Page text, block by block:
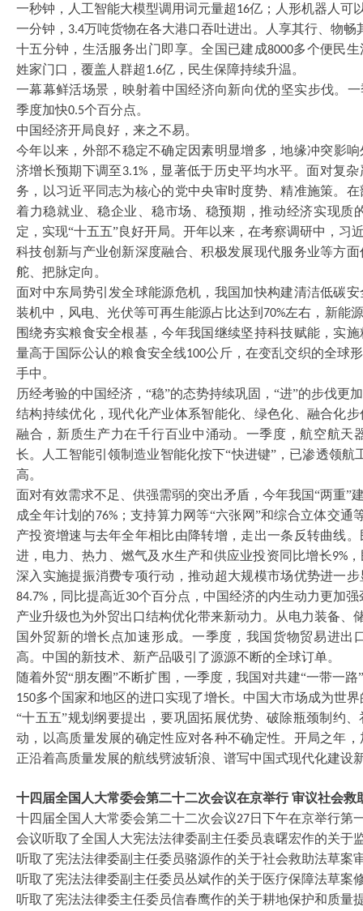
一秒钟，人工智能大模型调用词元量超16亿；人形机器人可
一分钟， 3.4万吨货物在各大港口吞吐进出。人享其行、物畅
十五分钟，生活服务出门即享。全国已建成8000多个便民
姓家门口，覆盖人群超1.6亿，民生保障持续升温。
一幕幕鲜活场景，映射着中国经济向新向优的坚实步伐。
季度加快0.5个百分点。
中国经济开局良好，来之不易。
今年以来，外部不稳定不确定因素明显增多，地缘冲突影
济增长预期下调至3.1%，显著低于历史平均水平。面对复
务，以习近平同志为核心的党中央审时度势、精准施策。
着力稳就业、稳企业、稳市场、稳预期，推动经济实现质
定，实现“十五五”良好开局。开年以来，在考察调研中，习
科技创新与产业创新深度融合、积极发展现代服务业等方
舵、把脉定向。
面对中东局势引发全球能源危机，我国加快构建清洁低碳
装机中，风电、光伏等可再生能源占比达到70%左右，新能
围绕夯实粮食安全根基，今年我国继续坚持科技赋能，实
量高于国际公认的粮食安全线100公斤，在变乱交织的全球
手中。
历经考验的中国经济， “稳”的态势持续巩固，“进”的步伐更
结构持续优化，现代化产业体系智能化、绿色化、融合化
融合，新质生产力在千行百业中涌动。一季度，航空航天
长。人工智能引领制造业智能化按下“快进键”，已渗透领航
高。
面对有效需求不足、供强需弱的突出矛盾，今年我国“两重”
成全年计划的 76%；支持算力网等“六张网”和综合立体交通
产投资增速与去年全年相比由降转增，走出一条反转曲线
进，电力、热力、燃气及水生产和供应业投资同比增长9%，
深入实施提振消费专项行动，推动超大规模市场优势进一
84.7% ，同比提高近30个百分点，中国经济的内生动力更加强
产业升级也为外贸出口结构优化带来新动力。从电力装备、
国外贸新的增长点加速形成。一季度，我国货物贸易进
高。中国的新技术、新产品吸引了源源不断的全球订单。
随着外贸“朋友圈”不断扩围，一季度，我国对共建“一带一
150多个国家和地区的进口实现了增长。中国大市场成为世
“十五五”规划纲要提出，要巩固拓展优势、破除瓶颈制约
动，以高质量发展的确定性应对各种不确定性。开局之年
正沿着高质量发展的航线劈波斩浪、谱写中国式现代化建设
十四届全国人大常委会第二十二次会议在京举行 审议社会救
十四届全国人大常委会第二十二次会议27日下午在京举行第
会议听取了全国人大宪法法律委副主任委员袁曙宏作的关于
听取了宪法法律委副主任委员骆源作的关于社会救助法草案
听取了宪法法律委副主任委员丛斌作的关于医疗保障法草案
听取了宪法法律委主任委员信春鹰作的关于耕地保护和质量